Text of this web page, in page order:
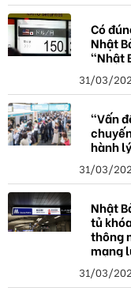
Có
Nhật
"Nhật
31/03/
"Vấn
hành
31/03/
Nhật
tủ
thông
mạng
31/03/